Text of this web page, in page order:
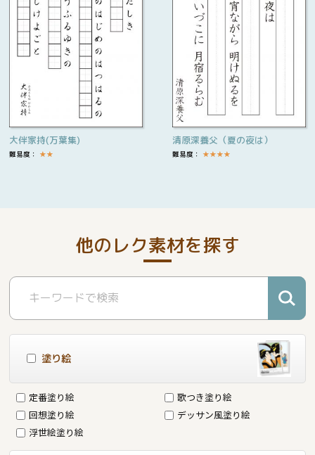
大伴家持(万葉集)
難易度： ★★
清原深養父（夏の夜は）
難易度： ★★★★
他のレク素材を探す
塗り絵
定番塗り絵
歌つき塗り絵
回想塗り絵
デッサン風塗り絵
浮世絵塗り絵